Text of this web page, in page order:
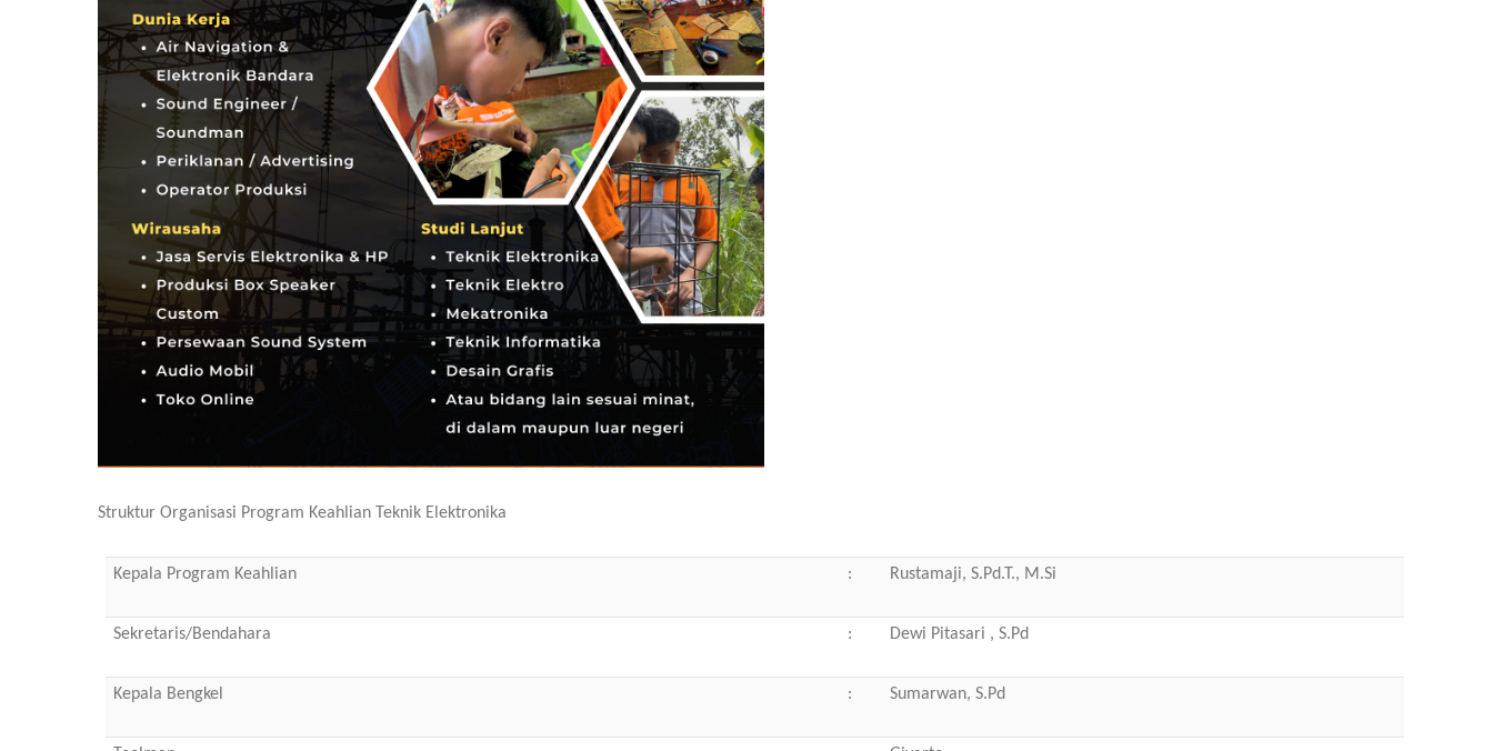
Struktur Organisasi Program Keahlian Teknik Elektronika
Kepala Program Keahlian : Rustamaji, S.Pd.T., M.Si
Sekretaris/Bendahara : Dewi Pitasari , S.Pd
Kepala Bengkel : Sumarwan, S.Pd